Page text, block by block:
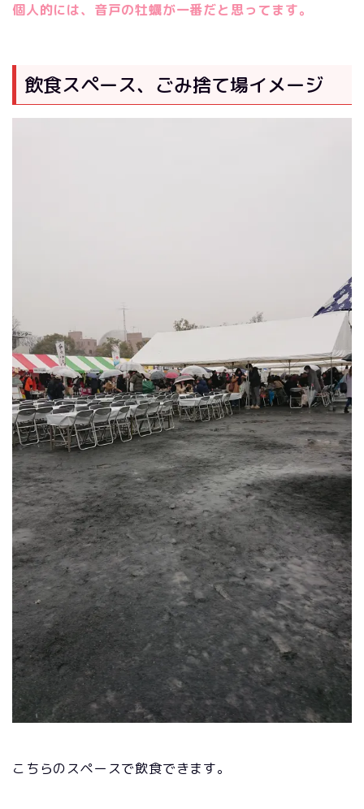
個人的には、音戸の牡蠣が一番だと思ってます。
飲食スペース、ごみ捨て場イメージ
こちらのスペースで飲食できます。